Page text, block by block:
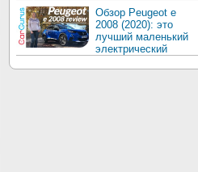
Обзор Peugeot e
2008 (2020): это
лучший маленький
электрический